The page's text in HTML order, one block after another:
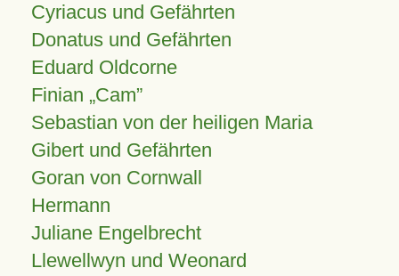
Cyriacus und Gefährten
Donatus und Gefährten
Eduard Oldcorne
Finian Cam
Sebastian von der heiligen Maria
Gibert und Gefährten
Goran von Cornwall
Hermann
Juliane Engelbrecht
Llewellwyn und Weonard